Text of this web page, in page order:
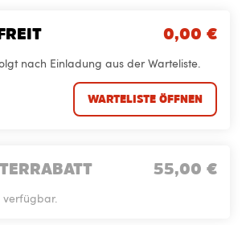
0,00 €
nach Einladung aus der Warteliste.
WARTELISTE ÖFFNEN
55,00 €